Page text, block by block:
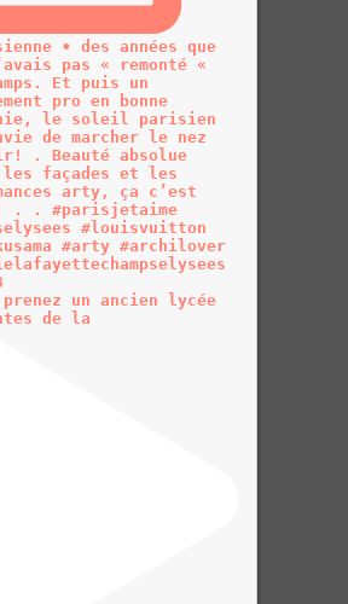
un ancien lycée
de la